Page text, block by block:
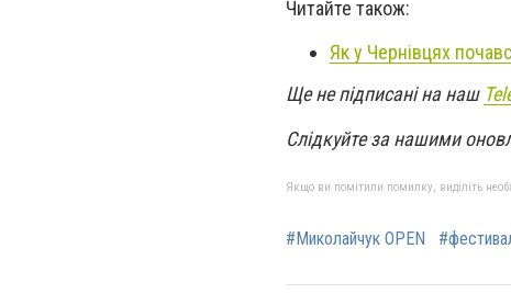
Читайте також:
Як у Чернівцях
Ще не підписані на наш
Слідкуйте за нашими
Якщо ви помітили помилку, виділіть
#Миколайчук OPEN